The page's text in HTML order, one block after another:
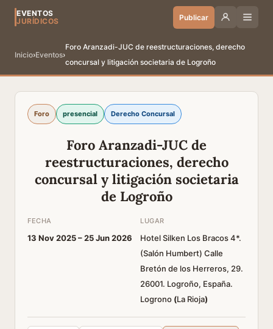
EVENTOS
JURÍDICOS
Publicar
Inicio›Eventos›
Foro Aranzadi-JUC de reestructuraciones, derecho
concursal y litigación societaria de Logroño
Foro presencial Derecho Concursal
Foro Aranzadi-JUC de
reestructuraciones, derecho
concursal y litigación societaria
de Logroño
FECHA
13 Nov 2025 –25 Jun 2026
LUGAR
Hotel Silken Los Bracos 4*.
(Salón Humbert) Calle
Bretón de los Herreros, 29.
26001. Logroño, España.
Logrono (La Rioja)